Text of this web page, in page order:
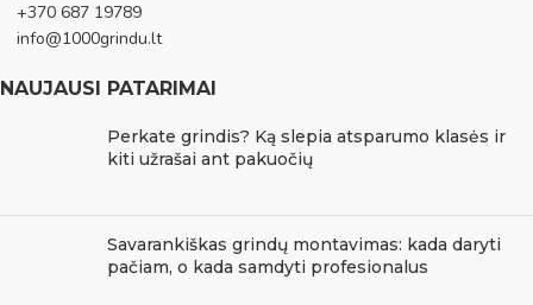
+370 687 19789
info@1000grindu.lt
NAUJAUSI PATARIMAI
Perkate grindis? Ką slepia atsparumo klasės ir
kiti užrašai ant pakuočių
Savarankiškas grindų montavimas: kada daryti
pačiam, o kada samdyti profesionalus